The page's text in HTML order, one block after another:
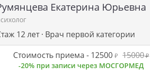
Екатерина Юрьевна
12 лет · Врач первой категории
Стоимость приема - 12500₽ 15000₽
-20% при записи через МОСГОРМЕД